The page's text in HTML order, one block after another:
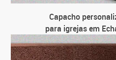
Capacho
para igrejas em